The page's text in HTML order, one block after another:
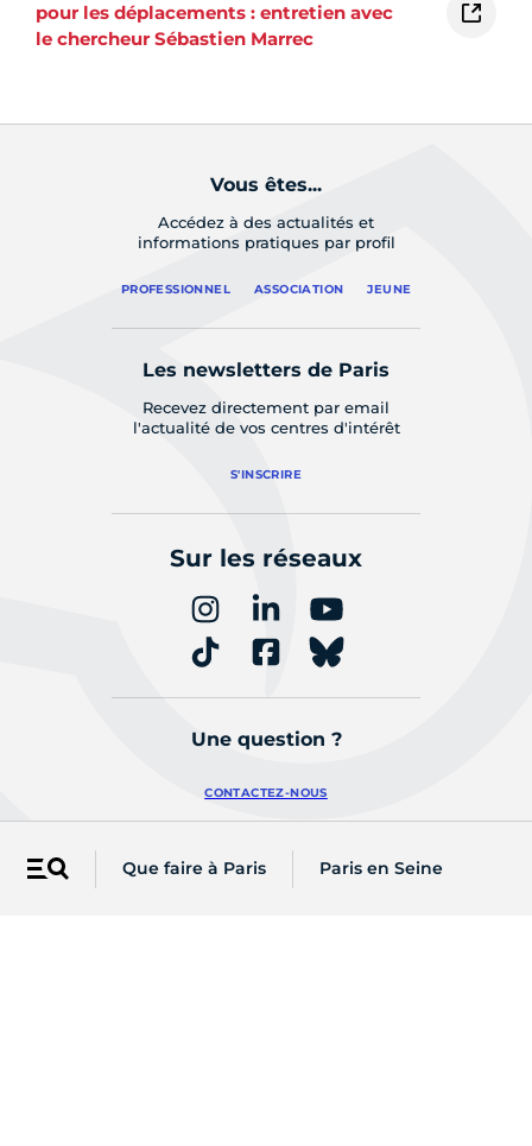
Menu Que faire à Paris Paris en Seine
pour les déplacements : entretien avec
le chercheur Sébastien Marrec
Vous êtes...
Accédez à des actualités et
informations pratiques par profil
PROFESSIONNEL ASSOCIATION JEUNE
Les newsletters de Paris
Recevez directement par email
l'actualité de vos centres d'intérêt
S'INSCRIRE
Sur les réseaux
Une question ?
CONTACTEZ-NOUS